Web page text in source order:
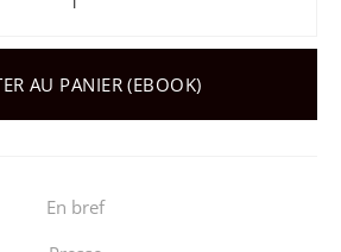
quantité de Histoire du
AU PANIER (EBOOK)
En bref